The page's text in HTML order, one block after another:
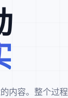
内容。整个过程